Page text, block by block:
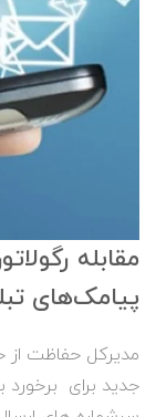
مقابله
پیامک‌های
مدیرکل حفاظت از
جدید برای برخورد